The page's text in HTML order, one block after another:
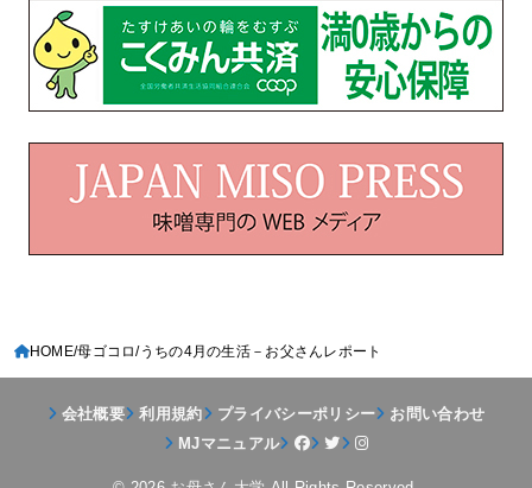
HOME 母ゴコロ うちの4月の生活－お父さんレポート
会社概要 利用規約 プライバシーポリシー
お問い合わせ
MJマニュアル